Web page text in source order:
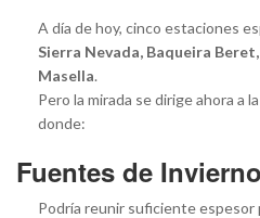
A día de hoy, cinco estaciones
Sierra Nevada, Baqueira
Masella.
Pero la mirada se dirige ahora a
donde:
Fuentes de Invierno
Podría reunir suficiente espesor